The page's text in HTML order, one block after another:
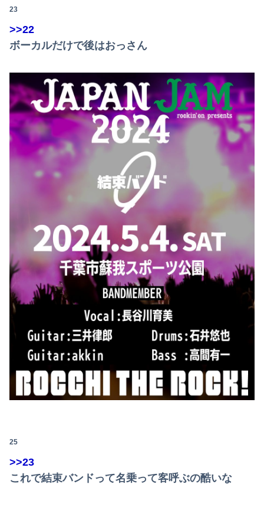
23
>>22
ボーカルだけで後はおっさん
25
>>23
これで結束バンドって名乗って客呼ぶの酷いな